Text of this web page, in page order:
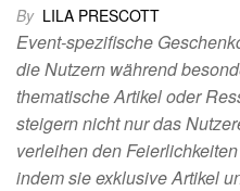
By LILA PRESCOTT
Event-spezifische
die Nutzern während
thematische Artikel oder
steigern nicht nur das
verleihen den
indem sie exklusive Artikel